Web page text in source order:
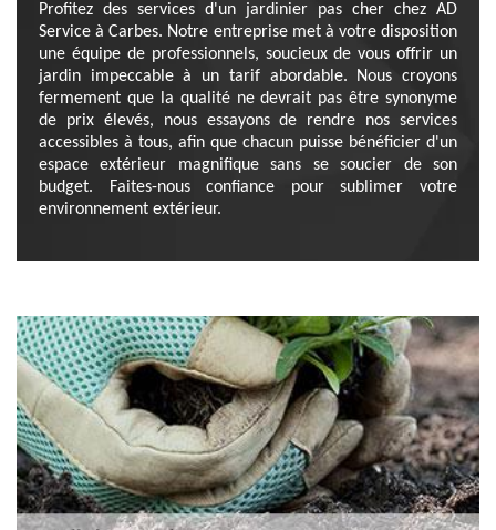
Profitez des services d'un jardinier pas cher chez AD
Service à Carbes. Notre entreprise met à votre disposition
une équipe de professionnels, soucieux de vous offrir un
jardin impeccable à un tarif abordable. Nous croyons
fermement que la qualité ne devrait pas être synonyme
de prix élevés, nous essayons de rendre nos services
accessibles à tous, afin que chacun puisse bénéficier d'un
espace extérieur magnifique sans se soucier de son
budget. Faites-nous confiance pour sublimer votre
environnement extérieur.